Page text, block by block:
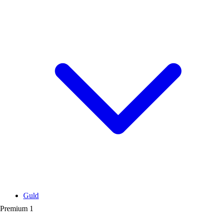
Premium 1
Guld